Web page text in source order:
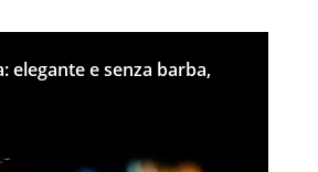
elegante e senza barba,